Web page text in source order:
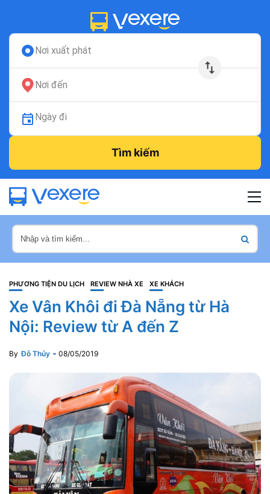
Nơi xuất phát
Nơi đến
Ngày đi
Tìm kiếm
PHƯƠNG TIỆN DU LỊCH REVIEW NHÀ XE XE KHÁCH
Xe Vân Khôi đi Đà Nẵng từ Hà
Nội: Review từ A đến Z
By Đỗ Thủy 08/05/2019